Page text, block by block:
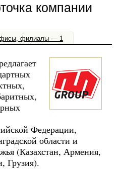
компании
филиалы — 1
Федерации,
области и
(Казахстан, Армения,
Грузия).